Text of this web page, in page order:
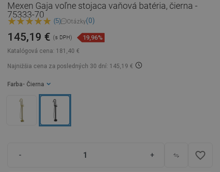
Mexen Gaja voľne stojaca vaňová batéria, čierna -
75333-70
(5) Otázky(0)
Katalógová cena: 181,40 €
145,19 € (s DPH) 19,96%
Najnižšia cena za posledných 30 dní: 145,19 €
Farba - Čierna
- + favorite_border